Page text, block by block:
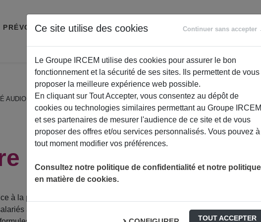
PRÉVOYANCE RETRAITE
ACCOMPAGNEMENT
AUDIO
santé
à la personne : des garanties pensées
à domicile et de leur famille.
Ce site utilise des cookies Continuer sans accepter
Le Groupe IRCEM utilise des cookies pour assurer le bon
fonctionnement et la sécurité de ses sites. Ils permettent de vous
proposer la meilleure expérience web possible.
En cliquant sur Tout Accepter, vous consentez au dépôt de
cookies ou technologies similaires permettant au Groupe IRCEM
et ses partenaires de mesurer l'audience de ce site et de vous
proposer des offres et/ou services personnalisés. Vous pouvez à
tout moment modifier vos préférences.
Consultez notre politique de confidentialité et notre politique
en matière de cookies.
TOUT ACCEPTER